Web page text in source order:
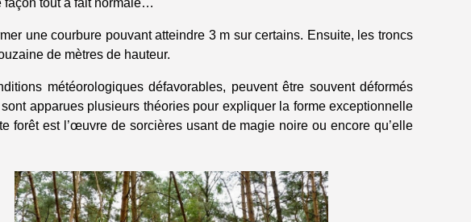
façon tout à fait normale…
une courbure pouvant atteindre 3 m sur certains. Ensuite, les troncs
de mètres de hauteur.
météorologiques défavorables, peuvent être souvent déformés
apparues plusieurs théories pour expliquer la forme exceptionnelle
forêt est l’œuvre de sorcières usant de magie noire ou encore qu’elle